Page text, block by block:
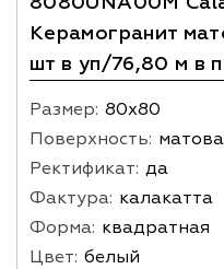
Керамогранит
шт в уп/76,80 м в
Размер: 80х80
Поверхность:
Ректификат: да
Фактура: калакатта
Форма: квадратная
Цвет: белый